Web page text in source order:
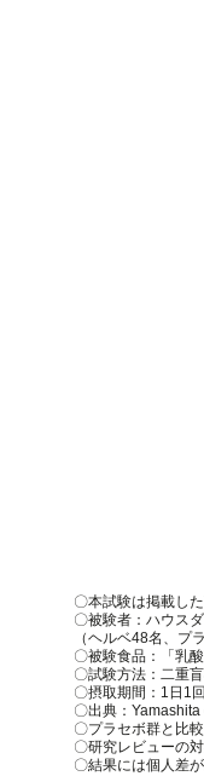
〇本試験は掲載し
〇被験者：ハウス
（ヘルベ48名、プ
〇被験食品：「乳
〇試験方法：二重
〇摂取期間：1日1
〇出典：
〇プラセボ群と比
〇研究レビューの
〇結果には個人差が